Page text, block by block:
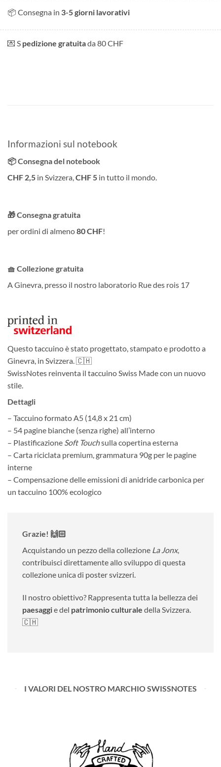
📦 Consegna in 3-5 giorni lavorativi
💌 S pedizione gratuitada 80 CHF
Informazioni sul notebook
📦 Consegna del notebook
CHF 2,5 in Svizzera,CHF 5 in tutto il mondo.
🎁 Consegna gratuita
per ordini di almeno80 CHF!
🧺 Collezione gratuita
A Ginevra, presso il nostro laboratorio Rue des rois 17
Questo taccuino è stato progettato, stampato e prodotto a
Ginevra, in Svizzera. 🇨🇭
SwissNotes reinventa il taccuino Swiss Made con un nuovo
stile.
Dettagli
– Taccuino formato A5 (14,8 x 21 cm)
– 54 pagine bianche (senza righe) all’interno
– Plastificazione Soft Touchsulla copertina esterna
– Carta riciclata premium, grammatura 90g per le pagine
interne
– Compensazione delle emissioni di anidride carbonica per
un taccuino 100% ecologico
Grazie! 🙌🏻
Acquistando un pezzo della collezione La Jonx,
contribuisci direttamente allo sviluppo di questa
collezione unica di poster svizzeri.
Il nostro obiettivo? Rappresenta tutta la bellezza dei
paesaggie del patrimonio culturale della Svizzera.
🇨🇭
I VALORI DEL NOSTRO MARCHIO SWISSNOTES